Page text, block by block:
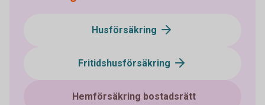
Husförsäkring
Fritidshusförsäkring
Hemförsäkring bostadsrätt